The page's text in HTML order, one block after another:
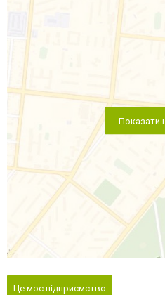
Показати
Це моє підприємство